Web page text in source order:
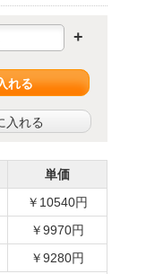
+
れる
入れる
単価
￥10540円
￥9970円
￥9280円